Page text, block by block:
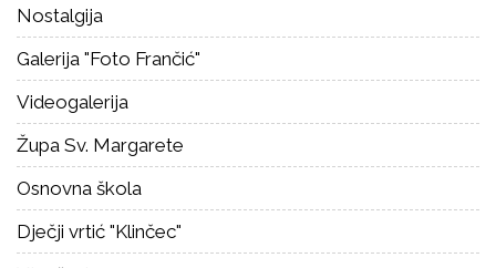
Nostalgija
Galerija "Foto Frančić"
Videogalerija
Župa Sv. Margarete
Osnovna škola
Dječji vrtić "Klinčec"